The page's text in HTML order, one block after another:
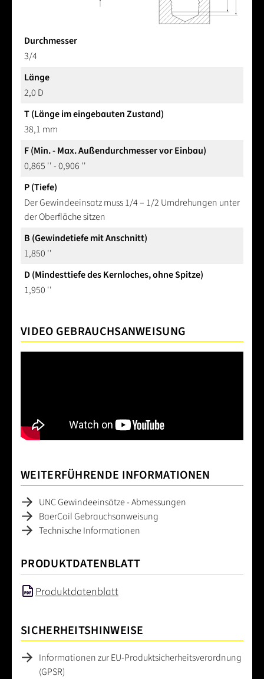
Durchmesser
3/4
Länge
2,0 D
T (Länge im eingebauten Zustand)
38,1 mm
F (Min. - Max. Außendurchmesser vor Einbau)
0,865 '' - 0,906 ''
P (Tiefe)
Der Gewindeeinsatz muss 1/4 – 1/2 Umdrehungen unter
der Oberfläche sitzen
B (Gewindetiefe mit Anschnitt)
1,850 ''
D (Mindesttiefe des Kernloches, ohne Spitze)
1,950 ''
VIDEO GEBRAUCHSANWEISUNG
WEITERFÜHRENDE INFORMATIONEN
UNC Gewindeeinsätze - Abmessungen
BaerCoil Gebrauchsanweisung
Technische Informationen
PRODUKTDATENBLATT
Produktdatenblatt
SICHERHEITSHINWEISE
Informationen zur EU-Produktsicherheitsverordnung
(GPSR)